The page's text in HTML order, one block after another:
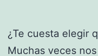
¿Te cuesta elegir
Muchas veces